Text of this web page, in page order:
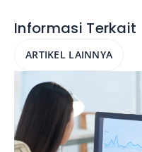
Informasi Terkait
ARTIKEL LAINNYA